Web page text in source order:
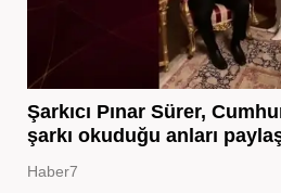
Şarkıcı Pınar Sürer,
şarkı okuduğu anları
Haber7